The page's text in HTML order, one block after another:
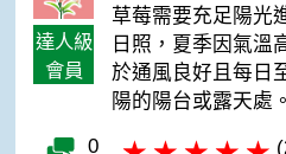
達人級
會員
草莓需要充足陽光
日照，夏季因氣溫
於通風良好且每日
陽的陽台或露天處。
0